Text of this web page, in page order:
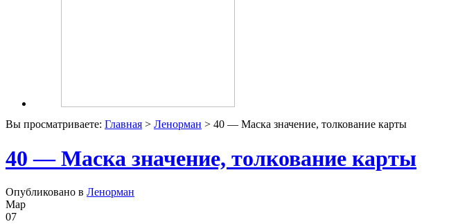
Вы просматриваете: Главная > Ленорман > 40 — Маска значение, толкование карты
40 — Маска значение, толкование карты
Опубликовано в Ленорман
Мар
07